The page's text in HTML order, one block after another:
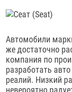
Автомобили
же достаточно
компания по
разработать
реалий. Низкий
невероятно